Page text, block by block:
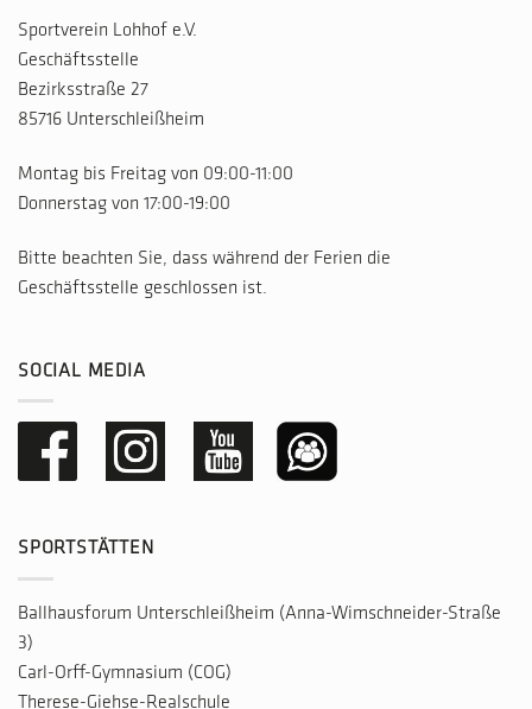
Sportverein Lohhof e.V.
Geschäftsstelle
Bezirksstraße 27
85716 Unterschleißheim
Montag bis Freitag von 09:00-11:00
Donnerstag von 17:00-19:00
Bitte beachten Sie, dass während der Ferien die
Geschäftsstelle geschlossen ist.
SOCIAL MEDIA
SPORTSTÄTTEN
Ballhausforum Unterschleißheim (Anna-Wimschneider-Straße
3)
Carl-Orff-Gymnasium (COG)
Therese-Giehse-Realschule